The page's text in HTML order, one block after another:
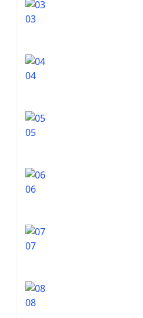
03
04
05
06
07
08